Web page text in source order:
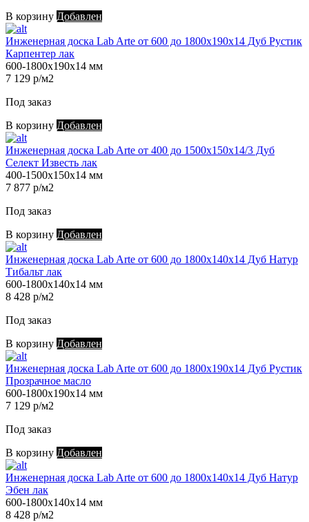
В корзину Добавлен
Инженерная доска Lab Arte от 600 до 1800х190х14 Дуб Рустик
Карпентер лак
600-1800х190х14 мм
7 129 р/м2
Под заказ
В корзину Добавлен
Инженерная доска Lab Arte от 400 до 1500х150х14/3 Дуб
Селект Известь лак
400-1500х150х14 мм
7 877 р/м2
Под заказ
В корзину Добавлен
Инженерная доска Lab Arte от 600 до 1800х140х14 Дуб Натур
Тибальт лак
600-1800х140х14 мм
8 428 р/м2
Под заказ
В корзину Добавлен
Инженерная доска Lab Arte от 600 до 1800х190х14 Дуб Рустик
Прозрачное масло
600-1800х190х14 мм
7 129 р/м2
Под заказ
В корзину Добавлен
Инженерная доска Lab Arte от 600 до 1800х140х14 Дуб Натур
Эбен лак
600-1800х140х14 мм
8 428 р/м2